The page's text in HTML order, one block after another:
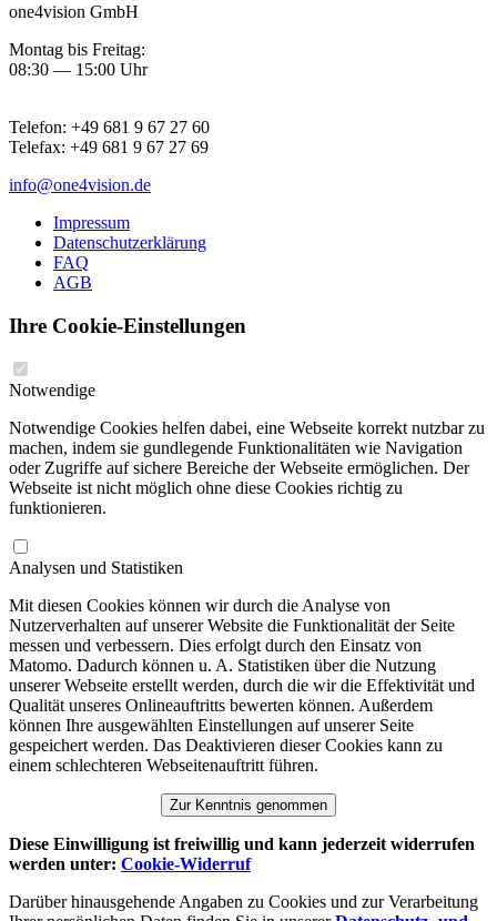
one4vision GmbH
Montag bis Freitag:
08:30 — 15:00 Uhr
Telefon: +49 681 9 67 27 60
Telefax: +49 681 9 67 27 69
info@one4vision.de
Impressum
Datenschutzerklärung
FAQ
AGB
Ihre Cookie-Einstellungen
Notwendige
Notwendige Cookies helfen dabei, eine Webseite korrekt nutzbar zu
machen, indem sie gundlegende Funktionalitäten wie Navigation
oder Zugriffe auf sichere Bereiche der Webseite ermöglichen. Der
Webseite ist nicht möglich ohne diese Cookies richtig zu
funktionieren.
Analysen und Statistiken
Mit diesen Cookies können wir durch die Analyse von
Nutzerverhalten auf unserer Website die Funktionalität der Seite
messen und verbessern. Dies erfolgt durch den Einsatz von
Matomo. Dadurch können u. A. Statistiken über die Nutzung
unserer Webseite erstellt werden, durch die wir die Effektivität und
Qualität unseres Onlineauftritts bewerten können. Außerdem
können Ihre ausgewählten Einstellungen auf unserer Seite
gespeichert werden. Das Deaktivieren dieser Cookies kann zu
einem schlechteren Webseitenauftritt führen.
Zur Kenntnis genommen
Diese Einwilligung ist freiwillig und kann jederzeit widerrufen
werden unter: Cookie-Widerruf
Darüber hinausgehende Angaben zu Cookies und zur Verarbeitung